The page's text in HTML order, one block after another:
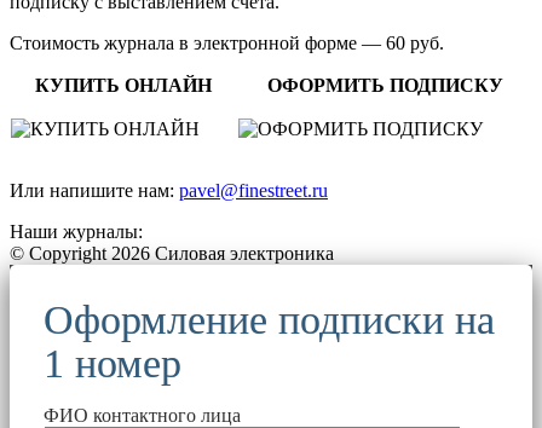
Стоимость журнала в электронной форме — 60 руб.
КУПИТЬ ОНЛАЙН ОФОРМИТЬ ПОДПИСКУ
Или напишите нам: pavel@finestreet.ru
Наши журналы:
© Copyright 2026 Силовая электроника
Оформление подписки на
1 номер
ФИО контактного лица